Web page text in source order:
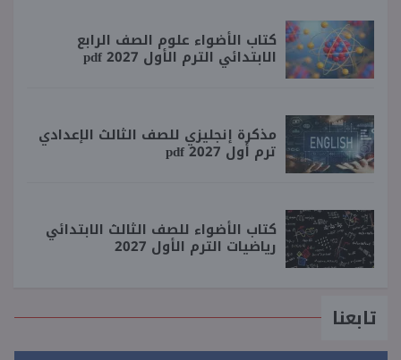
كتاب الأضواء علوم الصف الرابع
الابتدائي الترم الأول 2027 pdf
مذكرة إنجليزي للصف الثالث الإعدادي
ترم أول 2027 pdf
كتاب الأضواء للصف الثالث الابتدائي
رياضيات الترم الأول 2027
تابعنا